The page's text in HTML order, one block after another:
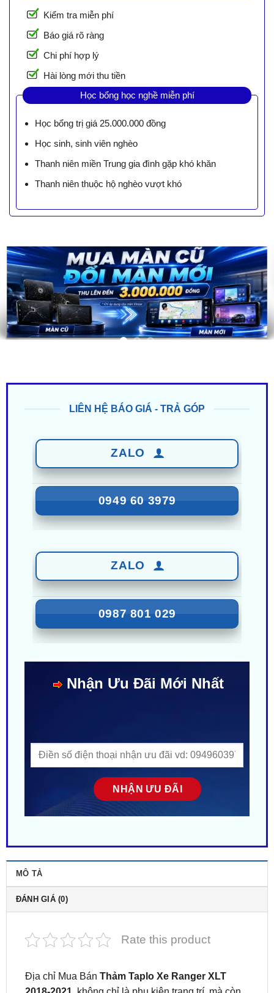
Kiểm tra miễn phí
Báo giá rõ ràng
Chi phí hợp lý
Hài lòng mới thu tiền
Học bổng học nghề miễn phí
Học bổng trị giá 25.000.000 đồng
Học sinh, sinh viên nghèo
Thanh niên miền Trung gia đình gặp khó khăn
Thanh niên thuộc hộ nghèo vượt khó
0949 60 3979
0987 801 029
ĐÁNH GIÁ (0)
Địa chỉ Mua BánThảm Taplo Xe Ranger XLT
là sự kết hợp hoàn hảo giữa tiện ích và thẩm mỹ.
Với chất liệu lông cừu mềm mại và cao cấp, bề mặt